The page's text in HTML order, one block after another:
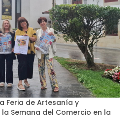
Feria de Artesanía y
Semana del Comercio en la